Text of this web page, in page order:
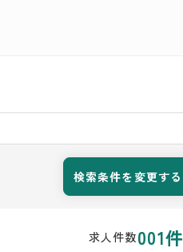
検索条件を変更する
求人件数001件